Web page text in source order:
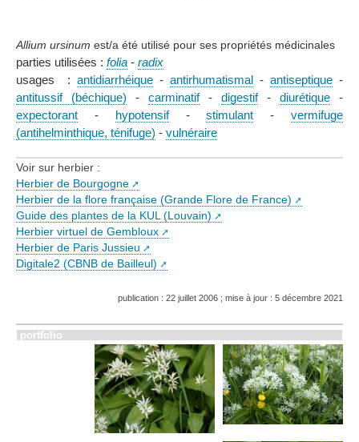
Allium ursinum est/a été utilisé pour ses propriétés médicinales
parties utilisées : folia - radix
usages : antidiarrhéique - antirhumatismal - antiseptique -
antitussif (béchique) - carminatif- digestif- diurétique -
expectorant - hypotensif-stimulant -vermifuge
(antihelminthique, ténifuge) - vulnéraire
Voir sur herbier :
Herbier de Bourgogne
Herbier de la flore française (Grande Flore de France)
Guide des plantes de la KUL (Louvain)
Herbier virtuel de Gembloux
Herbier de Paris Jussieu
Digitale2 (CBNB de Bailleul)
publication : 22 juillet 2006 ; mise à jour : 5 décembre 2021
portfolio